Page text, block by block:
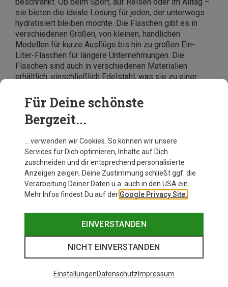
sie bieten die ideale Lösung für jeden, der unterwegs
hydratisiert bleiben möchte. Die Flaschen gibt es in
verschiedenen Größen, von kleinen, handlichen
Modellen für kurze Ausflüge bis hin zu großen Ein-
Liter-Flaschen für längere Unternehmungen. Die
Flaschen sind auch in verschiedenen Materialien
erhältlich, einschließlich Edelstahl, was sie zu einer
Egal, ob Du eine robuste Flasche für waghalsige
Outdoor-Abenteuer suchst oder eine stylische Option
für den täglichen Gebrauch: CamelBak bietet Optionen,
die sowohl funktional als auch modisch sind.
Für Deine schönste
Bergzeit...
… verwenden wir Cookies. So können wir unsere
Services für Dich optimieren, Inhalte auf Dich
zuschneiden und dir entsprechend personalisierte
Anzeigen zeigen. Deine Zustimmung schließt ggf. die
Verarbeitung Deiner Daten u.a. auch in den USA ein.
Mehr Infos findest Du auf der Google Privacy Site.
EINVERSTANDEN
NICHT EINVERSTANDEN
EinstellungenDatenschutz Impressum